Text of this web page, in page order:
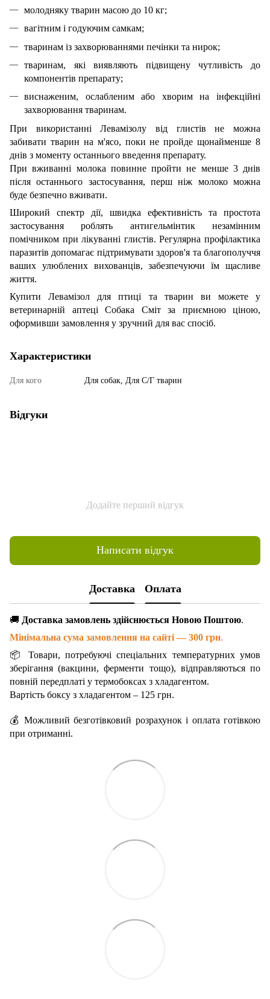
молодняку тварин масою до 10 кг;
вагітним і годуючим самкам;
тваринам із захворюваннями печінки та нирок;
тваринам, які виявляють підвищену чутливість до
компонентів препарату;
виснаженим, ослабленим або хворим на інфекційні
захворювання тваринам.
При використанні Левамізолу від глистів не можна
забивати тварин на м'ясо, поки не пройде щонайменше 8
днів з моменту останнього введення препарату.
При вживанні молока повинне пройти не менше 3 днів
після останнього застосування, перш ніж молоко можна
буде безпечно вживати.
Широкий спектр дії, швидка ефективність та простота
застосування роблять антигельмінтик незамінним
помічником при лікуванні глистів. Регулярна профілактика
паразитів допомагає підтримувати здоров'я та благополуччя
ваших улюблених вихованців, забезпечуючи їм щасливе
життя.
Купити Левамізол для птиці та тварин ви можете у
ветеринарній аптеці Собака Сміт за приємною ціною,
оформивши замовлення у зручний для вас спосіб.
Характеристики
Для кого Для собак, Для С/Г тварин
Відгуки
Додайте перший відгук
Написати відгук
Доставка Оплата
🚚 Доставка замовлень здійснюється Новою Поштою.
Мінімальна сума замовлення на сайті — 300 грн.
📦 Товари, потребуючі спеціальних температурних умов
зберігання (вакцини, ферменти тощо), відправляються по
повній передплаті у термобоксах з хладагентом.
Вартість боксу з хладагентом – 125 грн.
💰 Можливий безготівковий розрахунок і оплата готівкою
при отриманні.